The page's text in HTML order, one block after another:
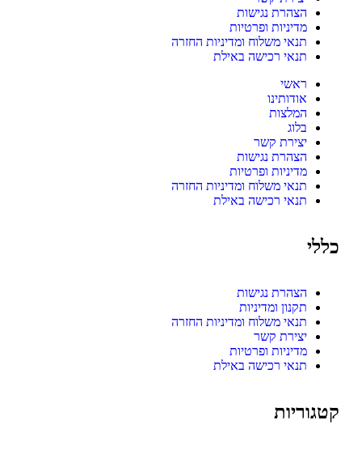
הצהרת נגישות
מדיניות ופרטיות
תנאי משלוח ומדיניות החזרה
תנאי רכישה באילת
ראשי
אודותינו
המלצות
בלוג
יצירת קשר
הצהרת נגישות
מדיניות ופרטיות
תנאי משלוח ומדיניות החזרה
תנאי רכישה באילת
כללי
הצהרת נגישות
תקנון ומדיניות
תנאי משלוח ומדיניות החזרה
יצירת קשר
מדיניות ופרטיות
תנאי רכישה באילת
קטגוריות